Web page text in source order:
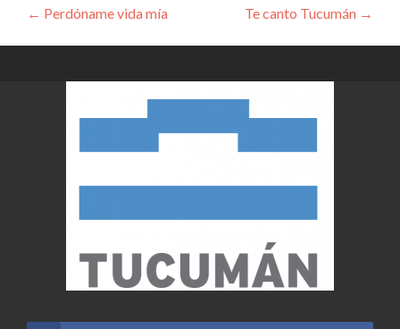
Navegación
de
entradas
← Perdóname vida mía Te canto Tucumán →